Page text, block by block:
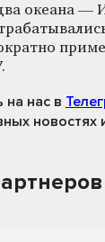
океана —
на нас в